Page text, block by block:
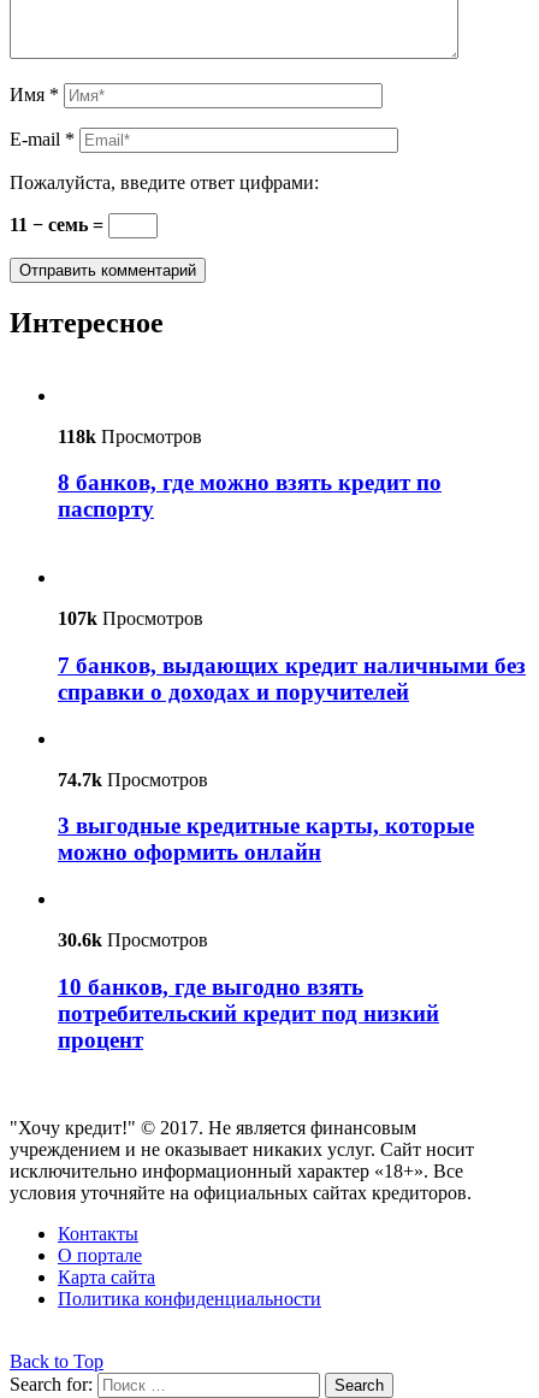
Имя *
E-mail *
Пожалуйста, введите ответ цифрами:
11 − семь =
Интересное
118k Просмотров
8 банков, где можно взять кредит по
паспорту
107k Просмотров
7 банков, выдающих кредит наличными без
справки о доходах и поручителей
74.7k Просмотров
3 выгодные кредитные карты, которые
можно оформить онлайн
30.6k Просмотров
10 банков, где выгодно взять
потребительский кредит под низкий
процент
"Хочу кредит!" © 2017. Не является финансовым
учреждением и не оказывает никаких услуг. Сайт носит
исключительно информационный характер «18+». Все
условия уточняйте на официальных сайтах кредиторов.
Контакты
О портале
Карта сайта
Политика конфиденциальности
Back to Top
Search for:
Search